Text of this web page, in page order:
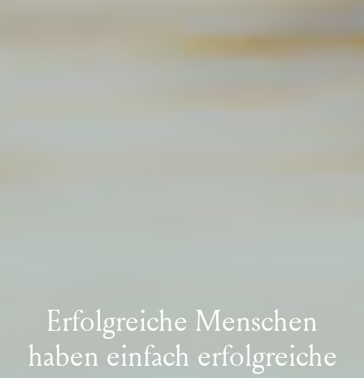
Erfolgreiche Menschen
haben einfach erfolgreiche